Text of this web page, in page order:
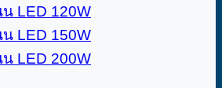
LED 120W
LED 150W
LED 200W